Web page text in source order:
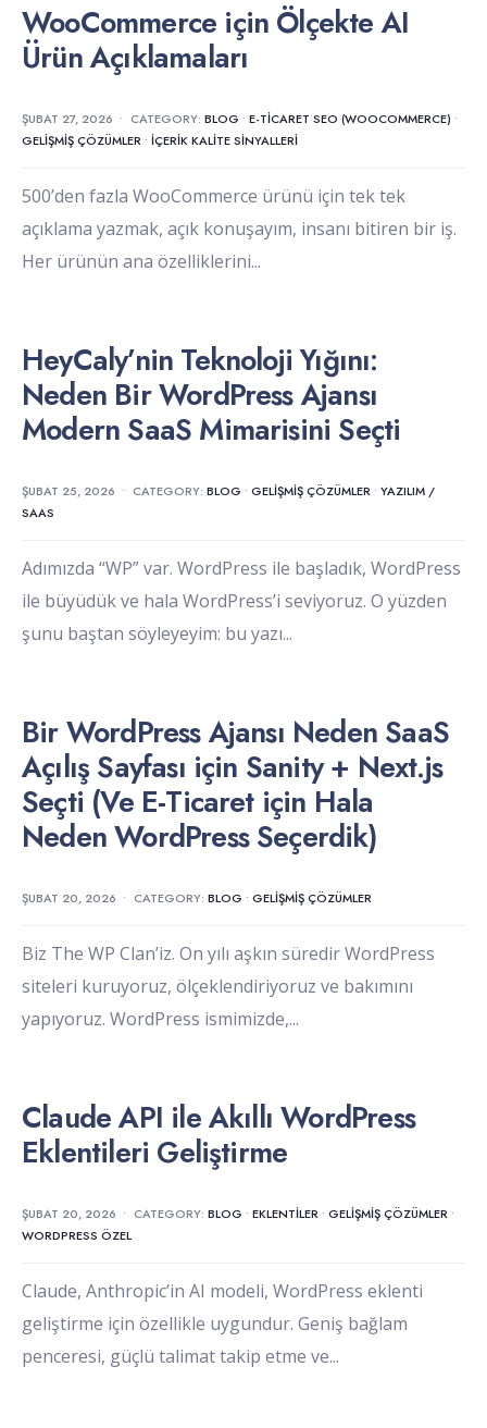
WooCommerce için Ölçekte AI
Ürün Açıklamaları
ŞUBAT 27, 2026 • CATEGORY: BLOG • E-TICARET SEO (WOOCOMMERCE) •
GELIŞMIŞ ÇÖZÜMLER • İÇERIK KALITE SINYALLERI
500’den fazla WooCommerce ürünü için tek tek
açıklama yazmak, açık konuşayım, insanı bitiren bir iş.
Her ürünün ana özelliklerini...
HeyCaly’nin Teknoloji Yığını:
Neden Bir WordPress Ajansı
Modern SaaS Mimarisini Seçti
ŞUBAT 25, 2026 • CATEGORY: BLOG • GELIŞMIŞ ÇÖZÜMLER • YAZILIM /
SAAS
Adımızda “WP” var. WordPress ile başladık, WordPress
ile büyüdük ve hala WordPress’i seviyoruz. O yüzden
şunu baştan söyleyeyim: bu yazı...
Bir WordPress Ajansı Neden SaaS
Açılış Sayfası için Sanity + Next.js
Seçti (Ve E-Ticaret için Hala
Neden WordPress Seçerdik)
ŞUBAT 20, 2026 • CATEGORY: BLOG • GELIŞMIŞ ÇÖZÜMLER
Biz The WP Clan’iz. On yılı aşkın süredir WordPress
siteleri kuruyoruz, ölçeklendiriyoruz ve bakımını
yapıyoruz. WordPress ismimizde,...
Claude API ile Akıllı WordPress
Eklentileri Geliştirme
ŞUBAT 20, 2026 • CATEGORY: BLOG • EKLENTILER • GELIŞMIŞ ÇÖZÜMLER •
WORDPRESS ÖZEL
Claude, Anthropic’in AI modeli, WordPress eklenti
geliştirme için özellikle uygundur. Geniş bağlam
penceresi, güçlü talimat takip etme ve...